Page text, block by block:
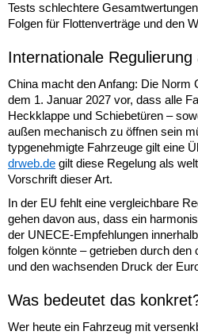
Tests schlechtere
Folgen für Flottenverträge und den
Internationale Regulierung
China macht den Anfang: Die Norm
dem 1. Januar 2027 vor, dass alle
Heckklappe und Schiebetüren –
außen mechanisch zu öffnen sein
typgenehmigte Fahrzeuge gilt eine
drweb.de gilt diese Regelung als
Vorschrift dieser Art.
In der EU fehlt eine vergleichbare
gehen davon aus, dass ein
der UNECE-Empfehlungen
folgen könnte – getrieben durch
und den wachsenden Druck der
Was bedeutet das
Wer heute ein Fahrzeug mit